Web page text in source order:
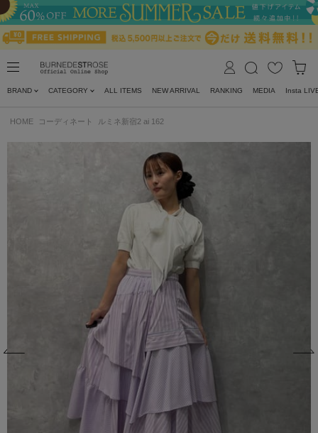
BRAND CATEGORY ALL ITEMS NEW ARRIVAL RANKING MEDIA Insta
HOME コーディネート ルミネ新宿2 ai 162